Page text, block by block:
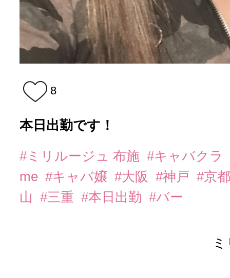
8
本日出勤です！
#ミリルージュ 布施 #キャバクラ
me #キャバ嬢 #大阪 #神戸 #京
山
#三重 #本日出勤 #バー